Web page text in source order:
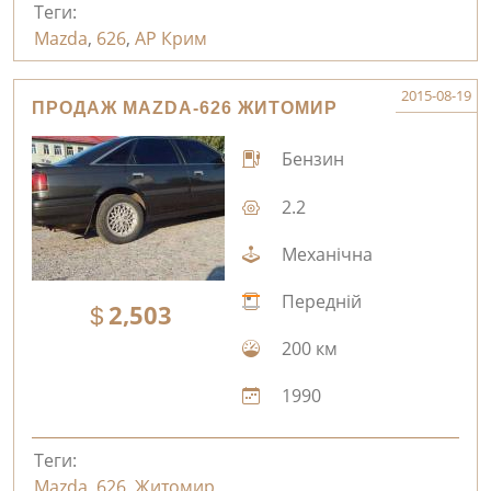
Теги:
Mazda, 626, АР Крим
ПРОДАЖ MAZDA-626 ЖИТОМИР
2015-08-19
2,503
Бензин
2.2
Механічна
Передній
200 км
1990
Теги: